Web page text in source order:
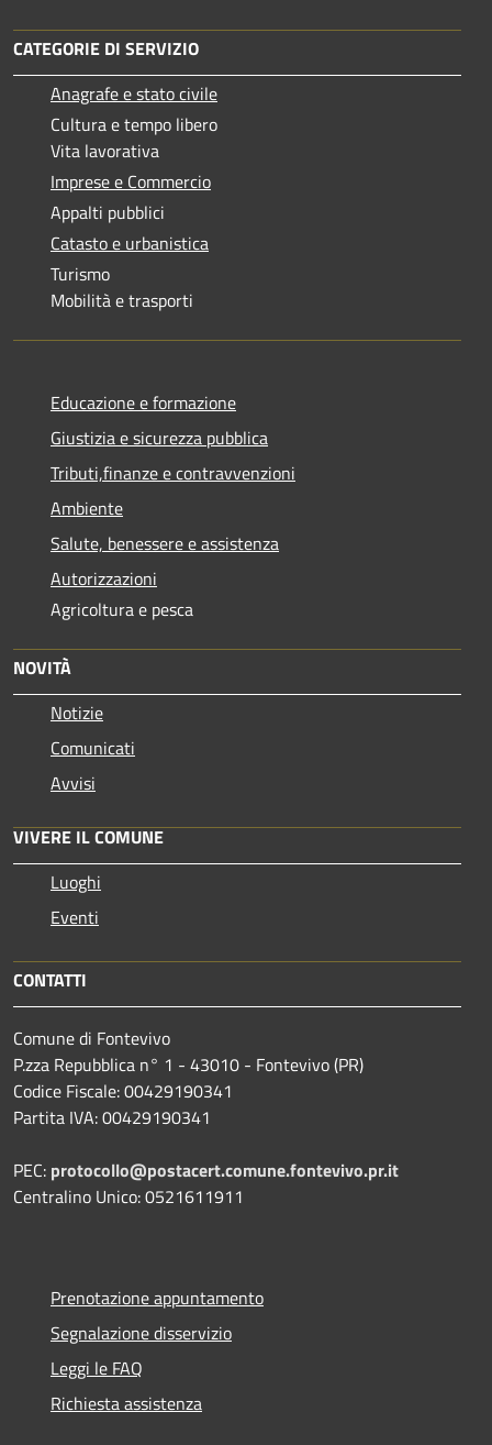
CATEGORIE DI SERVIZIO
Anagrafe e stato civile
Cultura e tempo libero
Vita lavorativa
Imprese e Commercio
Appalti pubblici
Catasto e urbanistica
Turismo
Mobilità e trasporti
Educazione e formazione
Giustizia e sicurezza pubblica
Tributi,finanze e contravvenzioni
Ambiente
Salute, benessere e assistenza
Autorizzazioni
Agricoltura e pesca
NOVITÀ
Notizie
Comunicati
Avvisi
VIVERE IL COMUNE
Luoghi
Eventi
CONTATTI
Comune di Fontevivo
P.zza Repubblica n° 1 - 43010 - Fontevivo (PR)
Codice Fiscale: 00429190341
Partita IVA: 00429190341
PEC: protocollo@postacert.comune.fontevivo.pr.it
Centralino Unico: 0521611911
Prenotazione appuntamento
Segnalazione disservizio
Leggi le FAQ
Richiesta assistenza